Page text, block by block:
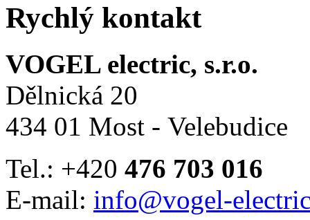
Rychlý kontakt
VOGEL electric, s.r.o.
Dělnická 20
434 01 Most - Velebudice
Tel.: +420 476 703 016
E-mail: info@vogel-